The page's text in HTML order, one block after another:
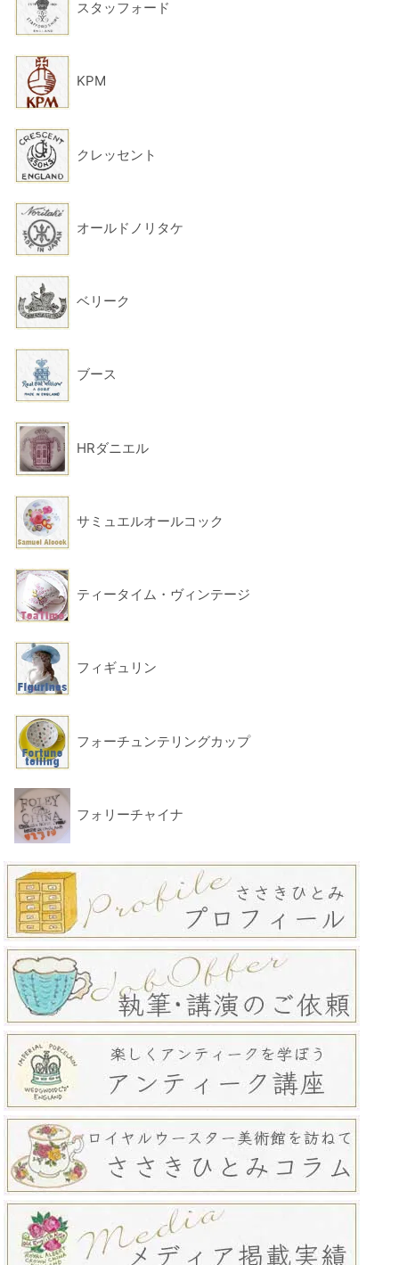
スタッフォード
KPM
クレッセント
オールドノリタケ
ベリーク
ブース
HRダニエル
サミュエルオールコック
ティータイム・ヴィンテージ
フィギュリン
フォーチュンテリングカップ
フォリーチャイナ